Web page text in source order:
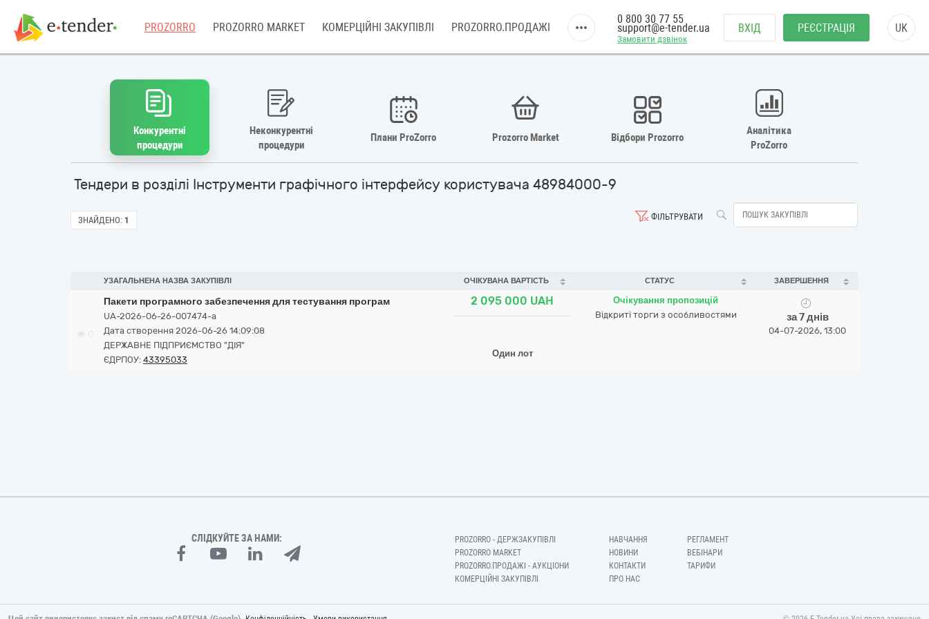
PROZORRO PROZORRO MARKET КОМЕРЦІЙНІ ЗАКУПІВЛІ PROZORRO.ПРОДАЖІ
Замовити дзвінок
0 800 30 77 55
support@e-tender.ua ВХІД РЕЄСТРАЦІЯ UK
Конкурентні
процедури
Неконкурентні
процедури
Плани ProZorro Prozorro Market Відбори Prozorro
Аналітика
ProZorro
Тендери в розділі Інструменти графічного інтерфейсу користувача 48984000-9
ФІЛЬТРУВАТИ
ЗНАЙДЕНО: 1
УЗАГАЛЬНЕНА НАЗВА ЗАКУПІВЛІ ОЧІКУВАНА ВАРТІСТЬ СТАТУС ЗАВЕРШЕННЯ
Пакети програмного забезпечення для тестування програм
UA-2026-06-26-007474-a
Дата створення 2026-06-26 14:09:08
ДЕРЖАВНЕ ПІДПРИЄМСТВО "ДІЯ"
ЄДРПОУ: 43395033
2 095 000 UAH
Один лот
Очікування пропозицій
Відкриті торги з особливостями
за 7 днів
04-07-2026, 13:00
СЛІДКУЙТЕ ЗА НАМИ:
PROZORRO - ДЕРЖЗАКУПІВЛІ
PROZORRO MARKET
PROZORRO.ПРОДАЖІ - АУКЦІОНИ
КОМЕРЦІЙНІ ЗАКУПІВЛІ
НАВЧАННЯ
НОВИНИ
КОНТАКТИ
ПРО НАС
РЕГЛАМЕНТ
ВЕБІНАРИ
ТАРИФИ